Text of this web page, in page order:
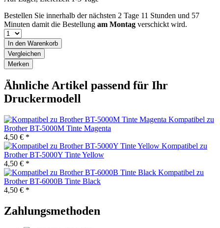
Bestellen Sie innerhalb der nächsten 2 Tage 11 Stunden und 57
Minuten damit die Bestellung am Montag verschickt wird.
In den Warenkorb
Vergleichen
Merken
Ähnliche Artikel passend für Ihr
Druckermodell
Kompatibel zu
Brother BT-5000M Tinte Magenta
4,50 € *
Kompatibel zu
Brother BT-5000Y Tinte Yellow
4,50 € *
Kompatibel zu
Brother BT-6000B Tinte Black
4,50 € *
Zahlungsmethoden